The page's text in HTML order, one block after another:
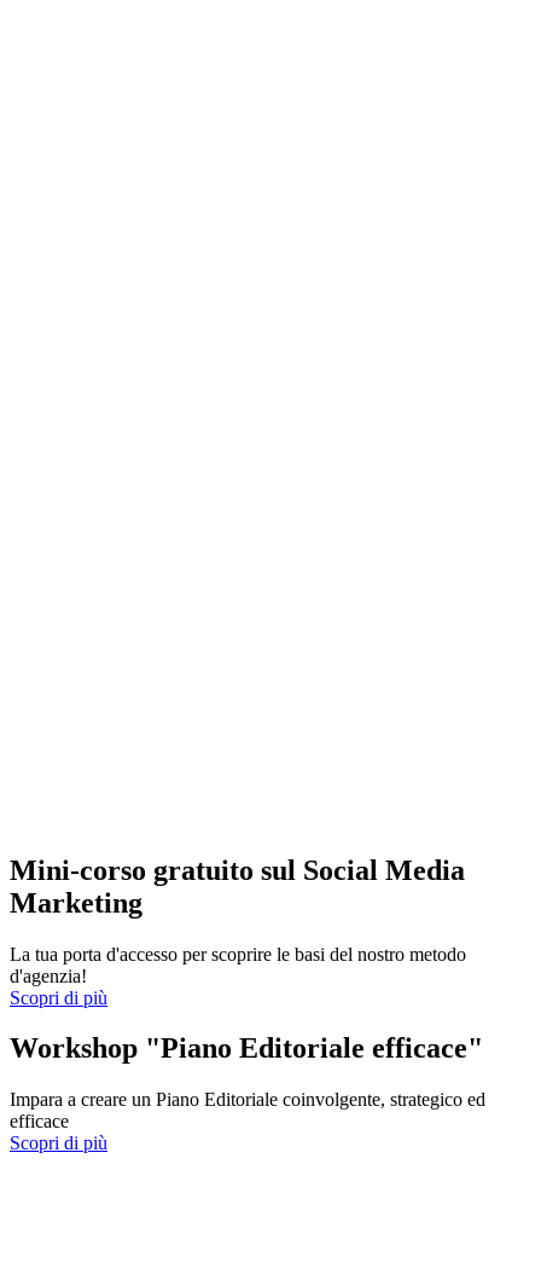
Mini-corso gratuito sul Social Media
Marketing
La tua porta d'accesso per scoprire le basi del nostro metodo
d'agenzia!
Scopri di più
Workshop "Piano Editoriale efficace"
Impara a creare un Piano Editoriale coinvolgente, strategico ed
efficace
Scopri di più